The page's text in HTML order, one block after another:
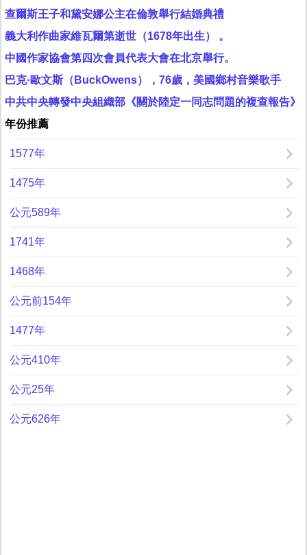
查爾斯王子和黛安娜公主在倫敦舉行結婚典禮
義大利作曲家維瓦爾第逝世（1678年出生） 。
中國作家協會第四次會員代表大會在北京舉行。
巴克·歐文斯（BuckOwens），76歲，美國鄉村音樂歌手
中共中央轉發中央組織部《關於陸定一同志問題的複查報告》
年份推薦
1577年
1475年
公元589年
1741年
1468年
公元前154年
1477年
公元410年
公元25年
公元626年